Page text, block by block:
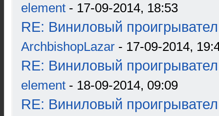
element - 17-09-2014, 18:53
RE: Виниловый
ArchbishopLazar - 17-09-2014,
RE: Виниловый
element - 18-09-2014, 09:09
RE: Виниловый